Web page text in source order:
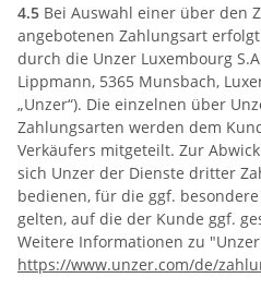
4.5 Bei Auswahl einer über den
angebotenen Zahlungsart
durch die Unzer Luxembourg
Lippmann, 5365 Munsbach,
„Unzer“). Die einzelnen über
Zahlungsarten werden dem
Verkäufers mitgeteilt. Zur
sich Unzer der Dienste dritter
bedienen, für die ggf.
gelten, auf die der Kunde ggf.
Weitere Informationen zu
https://www.unzer.com/de/